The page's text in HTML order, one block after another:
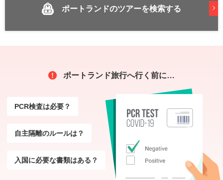
ポートランドのツアーを検索する
ポートランド旅行へ行く前に…
PCR検査は必要？
自主隔離のルールは？
入国に必要な書類はある？